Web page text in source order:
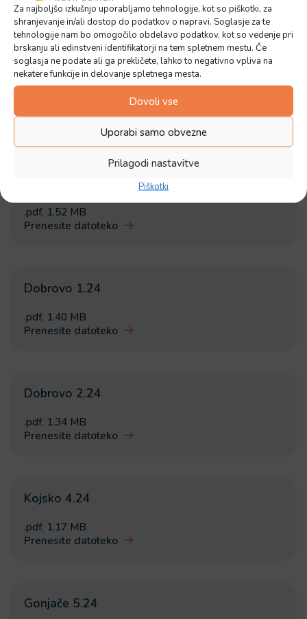
Za najboljšo izkušnjo uporabljamo tehnologije, kot so piškotki, za
shranjevanje in/ali dostop do podatkov o napravi. Soglasje za te
tehnologije nam bo omogočilo obdelavo podatkov, kot so vedenje pri
brskanju ali edinstveni identifikatorji na tem spletnem mestu. Če
soglasja ne podate ali ga prekličete, lahko to negativno vpliva na
nekatere funkcije in delovanje spletnega mesta.
Dovoli vse
Uporabi samo obvezne
Prilagodi nastavitve
Piškotki
Dobrovo 11.25
.pdf,1.31 MB
2024
.pdf, 1.52 MB
Prenesite datoteko
Dobrovo 1.24
.pdf, 1.40 MB
Prenesite datoteko
Dobrovo 2.24
.pdf, 1.34 MB
Prenesite datoteko
Kojsko 4.24
.pdf, 1.17 MB
Prenesite datoteko
Gonjače 5.24